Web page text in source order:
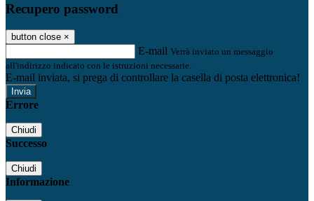
Recupero password
button close ×
E-mail Verrà inviato un messaggio
all'indirizzo indicato con le istruzioni necessarie.
E-mail inviata, si prega di controllare la casella di posta elettronica!
Errore
Chiudi
Successo
Chiudi
Informazione